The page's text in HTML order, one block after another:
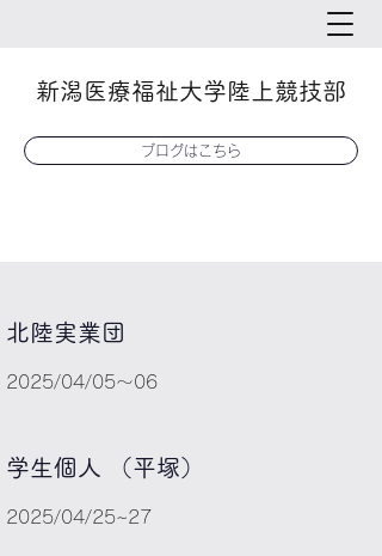
新潟医療福祉大学陸上競技部
ブログはこちら
​北陸実業団
2025/04/05～06
学生個人 （平塚）
2025/04/25~27